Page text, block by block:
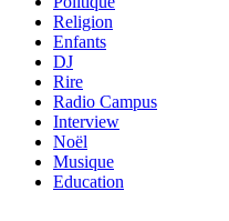
Religion
Enfants
DJ
Rire
Radio Campus
Interview
Noël
Musique
Education